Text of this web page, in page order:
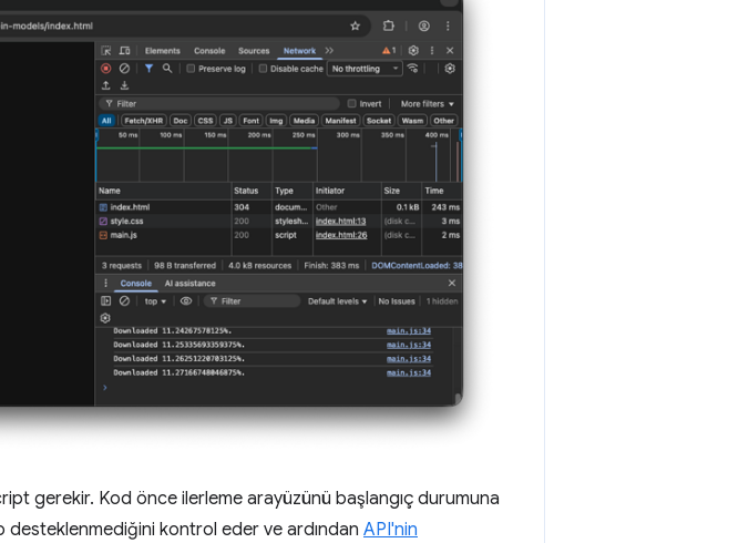
gerekir. Kod önce ilerleme arayüzünü başlangıç durumuna
desteklenmediğini kontrol eder ve ardından API'nin